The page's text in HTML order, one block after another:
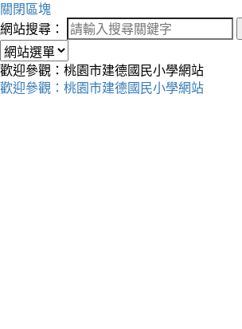
關閉區塊
網站搜尋：
歡迎參觀：桃園市建德國民小學網站
歡迎參觀：桃園市建德國民小學網站